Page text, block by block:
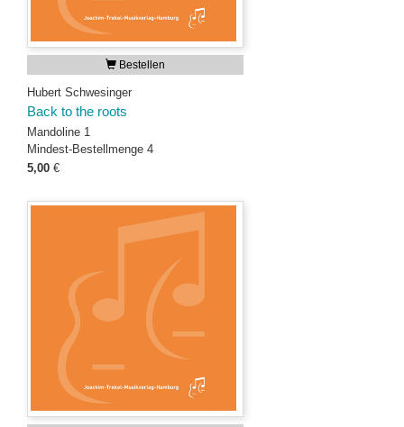
Bestellen
Hubert Schwesinger
Back to the roots
Mandoline 1
Mindest-Bestellmenge 4
5,00 €